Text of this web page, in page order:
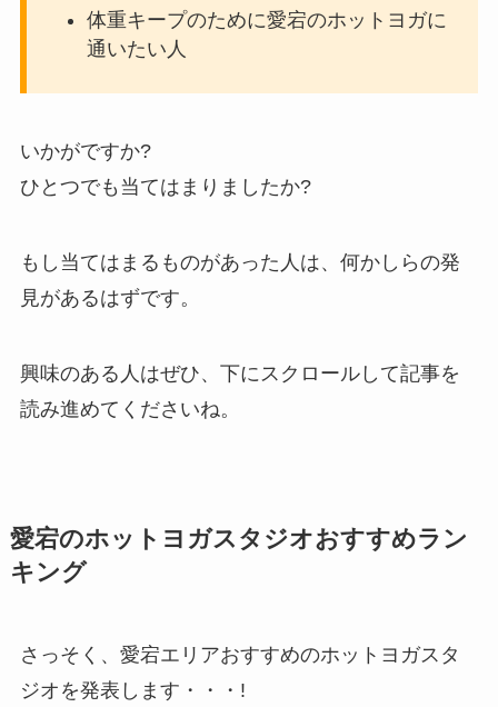
体重キープのために愛宕のホットヨガに
通いたい人
いかがですか?
ひとつでも当てはまりましたか?
もし当てはまるものがあった人は、何かしらの発
見があるはずです。
興味のある人はぜひ、下にスクロールして記事を
読み進めてくださいね。
愛宕のホットヨガスタジオおすすめラン
キング
さっそく、愛宕エリアおすすめのホットヨガスタ
ジオを発表します・・・!